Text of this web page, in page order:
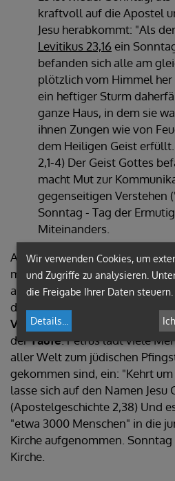
kraftvoll auf die Apostel
Jesu herabkommt: "Als
Levitikus 23,16 ein
befanden sich alle am
plötzlich vom Himmel her
ein heftiger Sturm
ganze Haus, in dem sie
ihnen Zungen wie von
dem Heiligen Geist
2,1-4) Der Geist Gottes
macht Mut zur
gegenseitigen Verstehen
Sonntag - Tag der
Miteinanders.
An diesem Sonntag - so erzählt
mit merkbar theologischem
aus der Kraft des Heiligen
derKirche: durch den Dienst
Verkündigung des
derTaufe. Petrus lädt viele
aller Welt zum jüdischen
gekommen sind, ein: "Kehrt
lasse sich auf den Namen Jesu
(Apostelgeschichte 2,38) Und
"etwa 3000 Menschen" in die
Kirche aufgenommen.
Kirche.
Wir verwenden Cookies, um
und Zugriffe zu analysieren.
die Freigabe Ihrer Daten steuern.
Details